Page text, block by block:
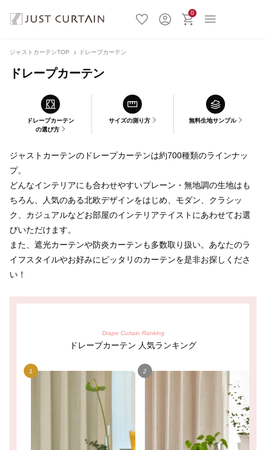
0
ジャストカーテンTOP ドレープカーテン
ドレープカーテン
ドレープカーテン
の選び方
サイズの測り方 無料生地サンプル
ジャストカーテンのドレープカーテンは約700種類のラインナッ
プ。
どんなインテリアにも合わせやすいプレーン・無地調の生地はも
ちろん、人気のある北欧デザインをはじめ、モダン、クラシッ
ク、カジュアルなどお部屋のインテリアテイストにあわせてお選
びいただけます。
また、遮光カーテンや防炎カーテンも多数取り扱い。あなたのラ
イフスタイルやお好みにピッタリのカーテンを是非お探しくださ
い！
Drape Curtain Ranking
ドレープカーテン 人気ランキング